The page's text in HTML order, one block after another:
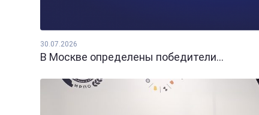
30.07.2026
В Москве определены победители...